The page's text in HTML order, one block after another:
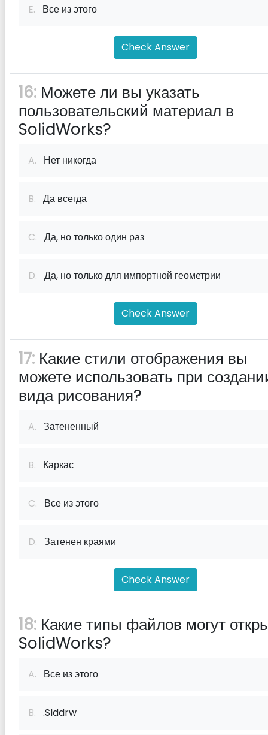
E. Все из этого
Check Answer
16: Можете ли вы указать
пользовательский материал в
SolidWorks?
A. Нет никогда
B. Да всегда
C. Да, но только один раз
D. Да, но только для импортной геометрии
Check Answer
17: Какие стили отображения вы
можете использовать при
вида рисования?
A. Затененный
B. Каркас
C. Все из этого
D. Затенен краями
Check Answer
18: Какие типы файлов могут
SolidWorks?
A. Все из этого
B. .Slddrw